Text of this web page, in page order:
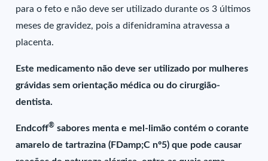
para o feto e não deve ser utilizado durante os 3 últimos
meses de gravidez, pois a difenidramina atravessa a
placenta.
Este medicamento não deve ser utilizado por mulheres
grávidas sem orientação médica ou do cirurgião-
dentista.
Endcoff® sabores menta e mel-limão contém o corante
amarelo de tartrazina (FDamp;C nº5) que pode causar